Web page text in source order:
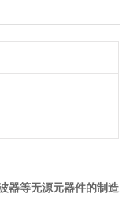
器等无源元器件的制造